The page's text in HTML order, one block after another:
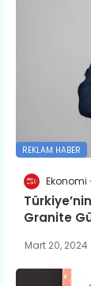
REKLAM HABER
Ekonomi
Granite
Mart 20, 2024